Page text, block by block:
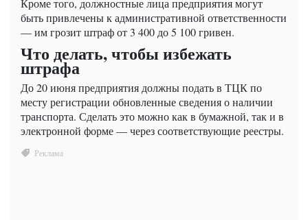
Кроме того, должностные лица предприятия могут
быть привлечены к административной ответственности
— им грозит штраф от 3 400 до 5 100 гривен.
Что делать, чтобы избежать
штрафа
До 20 июня предприятия должны подать в ТЦК по
месту регистрации обновленные сведения о наличии
транспорта. Сделать это можно как в бумажной, так и в
электронной форме — через соответствующие реестры.